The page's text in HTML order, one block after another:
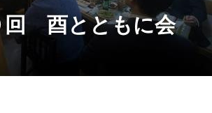
回 酉とともに会